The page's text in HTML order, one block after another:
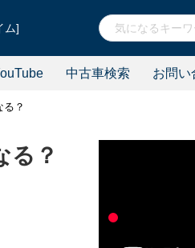
ム]
中古車検索 お問い
？
る？